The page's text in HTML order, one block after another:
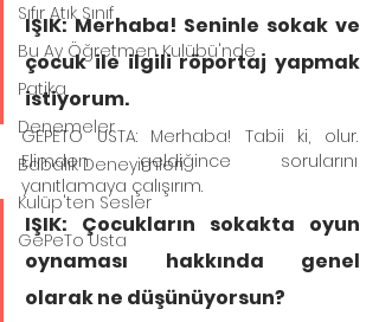
Sıfır Atık Sınıf
Bu Ay Öğretmen Kulübü'nde
Patika
Denemeler
Babalık Deneyimleri
Kulüp'ten Sesler
GePeTo Usta
IŞIK: Merhaba! Seninle sokak ve
çocuk ile ilgili röportaj yapmak
istiyorum.
GEPETO USTA: Merhaba! Tabii ki, olur.
Elimden geldiğince sorularını
yanıtlamaya çalışırım.
IŞIK: Çocukların sokakta oyun
oynaması hakkında genel
olarak ne düşünüyorsun?